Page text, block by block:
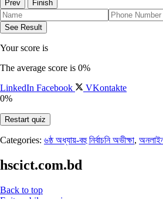
Your score is
The average score is 0%
LinkedIn Facebook
VKontakte
0%
Restart quiz
Categories: ৬ষ্ঠ অধ্যায়-বহু নির্বাচনি অভীক্ষা,
hscict.com.bd
Back to top